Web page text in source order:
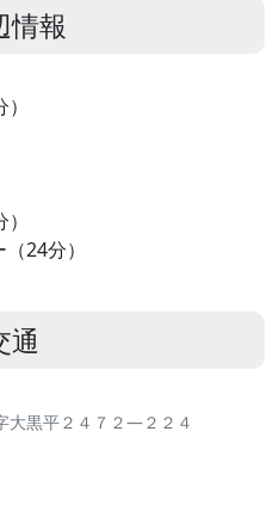
情報
24分）
通
大黒平２４７２―２２４